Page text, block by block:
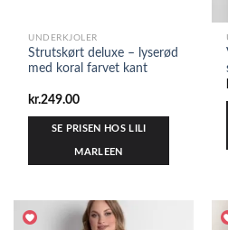
UNDERKJOLER
Strutskørt deluxe – lyserød
med koral farvet kant
kr.249.00
SE PRISEN HOS LILI
MARLEEN